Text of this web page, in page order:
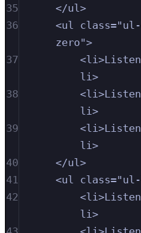
35
</ul>
36
<ul class="ul-
zero">
37
<li>
li>
38
<li>
li>
39
<li>
li>
40
</ul>
41
<ul class="ul-
42
<li>
li>